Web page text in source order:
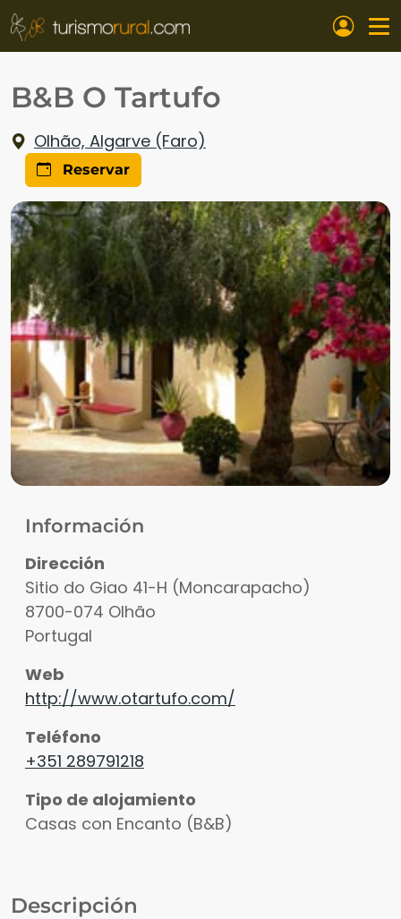
Pasar al contenido principal
B&B O Tartufo
Olhão, Algarve (Faro)
Reservar
Información
Dirección
Sitio do Giao 41-H (Moncarapacho)
8700-074 Olhão
Portugal
Web
http://www.otartufo.com/
Teléfono
+351 289791218
Tipo de alojamiento
Casas con Encanto (B&B)
Descripción